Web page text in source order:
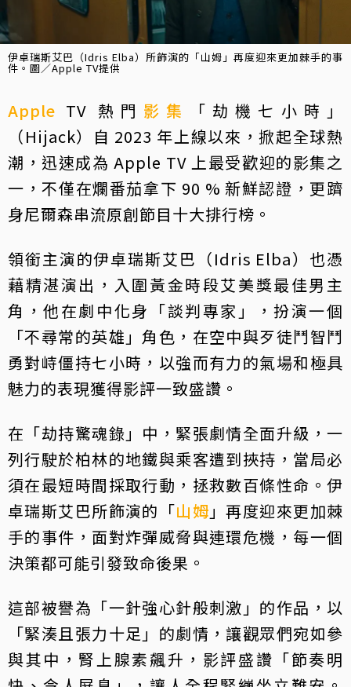
伊卓瑞斯艾巴（Idris Elba）所飾演的「山姆」再度迎來更加棘手的事
件。圖／Apple TV提供
Apple TV 熱門 影集
「劫機七小時」
（Hijack）自 2023 年上線以來，掀起全球熱
潮，迅速成為 Apple TV 上最受歡迎的影集之
一，不僅在爛番茄拿下 90 % 新鮮認證，更躋
身尼爾森串流原創節目十大排行榜。
領銜主演的伊卓瑞斯艾巴（Idris Elba）也憑
藉精湛演出，入圍黃金時段艾美獎最佳男主
角，他在劇中化身「談判專家」，扮演一個
「不尋常的英雄」角色，在空中與歹徒鬥智鬥
勇對峙僵持七小時，以強而有力的氣場和極具
魅力的表現獲得影評一致盛讚。
在「劫持驚魂錄」中，緊張劇情全面升級，一
列行駛於柏林的地鐵與乘客遭到挾持，當局必
須在最短時間採取行動，拯救數百條性命。伊
卓瑞斯艾巴所飾演的「山姆 」再度迎來更加棘
手的事件，面對炸彈威脅與連環危機，每一個
決策都可能引發致命後果。
這部被譽為「一針強心針般刺激」的作品，以
「緊湊且張力十足」的劇情，讓觀眾們宛如參
與其中，腎上腺素飆升，影評盛讚「節奏明